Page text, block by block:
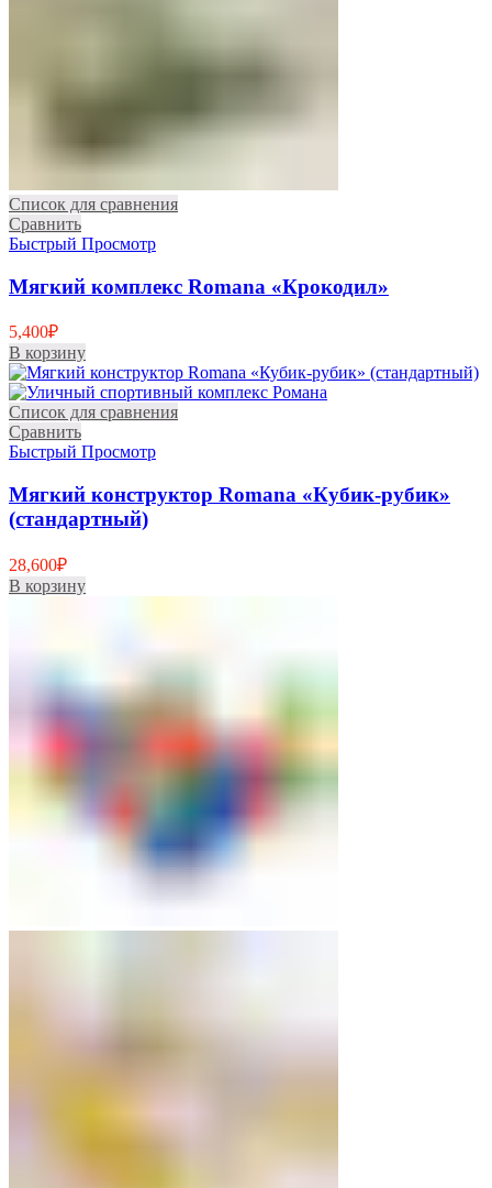
Список для сравнения
Сравнить
Быстрый Просмотр
Мягкий комплекс Romana «Крокодил»
5,400₽
В корзину
Список для сравнения
Сравнить
Быстрый Просмотр
Мягкий конструктор Romana «Кубик-рубик»
(стандартный)
28,600₽
В корзину